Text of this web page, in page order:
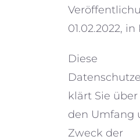
01.02.2022, in
Diese
klärt Sie
den Umfang
Zweck der